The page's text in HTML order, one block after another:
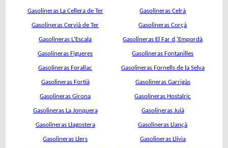
Gasolineras La Cellera de Ter Gasolineras Celrà
Gasolineras Cervià de Ter Gasolineras Corçà
Gasolineras L'Escala Gasolineras El Far d,'Empordà
Gasolineras Figueres Gasolineras Fontanilles
Gasolineras Forallac Gasolineras Fornells de la Selva
Gasolineras Fortià Gasolineras Garrigàs
Gasolineras Girona Gasolineras Hostalric
Gasolineras La Jonquera Gasolineras Juià
Gasolineras Llagostera Gasolineras Llançà
Gasolineras Llers Gasolineras Llívia